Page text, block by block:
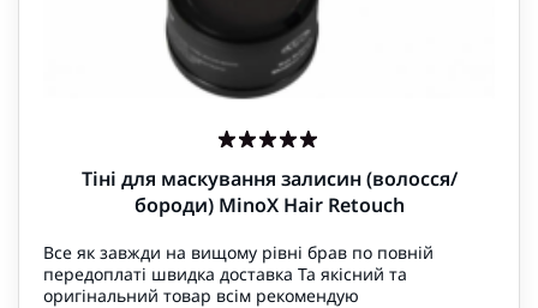
Тіні для маскування залисин (волосся/
бороди) MinoX Hair Retouch
Все як завжди на вищому рівні брав по повній
передоплаті швидка доставка Та якісний та
оригінальний товар всім рекомендую